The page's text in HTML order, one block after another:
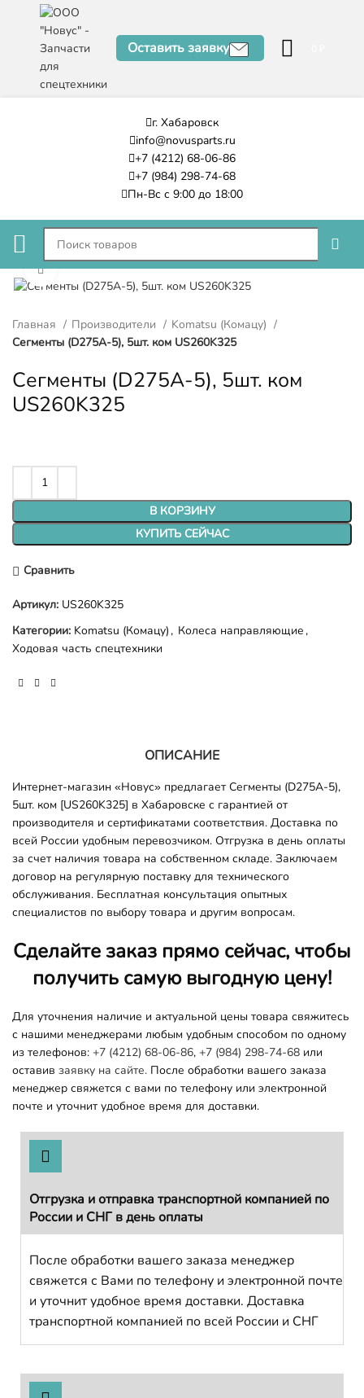
Оставить заявку
г. Хабаровск
info@novusparts.ru
+7 (4212) 68-06-86
+7 (984) 298-74-68
Пн-Вс с 9:00 до 18:00
Нажмите, чтобы увеличить
Главная Производители
Komatsu (Комацу)
Сегменты (D275A-5), 5шт. ком US260K325
Сегменты (D275A-5), 5шт. ком
US260K325
В КОРЗИНУ
КУПИТЬ СЕЙЧАС
Сравнить
Артикул: US260K325
Категории: Komatsu (Комацу) , Колеса направляющие ,
Ходовая часть спецтехники
ОПИСАНИЕ
Интернет-магазин «Новус» предлагает Сегменты (D275A-5),
5шт. ком [US260K325] в Хабаровске с гарантией от
производителя и сертификатами соответствия. Доставка по
всей России удобным перевозчиком. Отгрузка в день оплаты
за счет наличия товара на собственном складе. Заключаем
договор на регулярную поставку для технического
обслуживания. Бесплатная консультация опытных
специалистов по выбору товара и другим вопросам.
Сделайте заказ прямо сейчас, чтобы
получить самую выгодную цену!
Для уточнения наличие и актуальной цены товара свяжитесь
с нашими менеджерами любым удобным способом по одному
из телефонов: +7 (4212) 68-06-86, +7 (984) 298-74-68 или
оставив заявку на сайте. После обработки вашего заказа
менеджер свяжется с вами по телефону или электронной
почте и уточнит удобное время для доставки.
Отгрузка и отправка транспортной компанией по
России и СНГ в день оплаты
После обработки вашего заказа менеджер
свяжется с Вами по телефону и электронной почте
и уточнит удобное время доставки. Доставка
транспортной компанией по всей России и СНГ